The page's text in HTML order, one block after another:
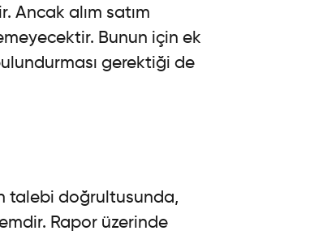
alım satım
Bunun için ek
gerektiği de
talebi doğrultusunda,
Rapor üzerinde